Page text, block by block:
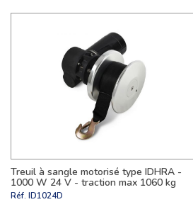
Treuil à sangle motorisé type IDHRA -
1000 W 24 V - traction max 1060 kg
Réf. ID1024D